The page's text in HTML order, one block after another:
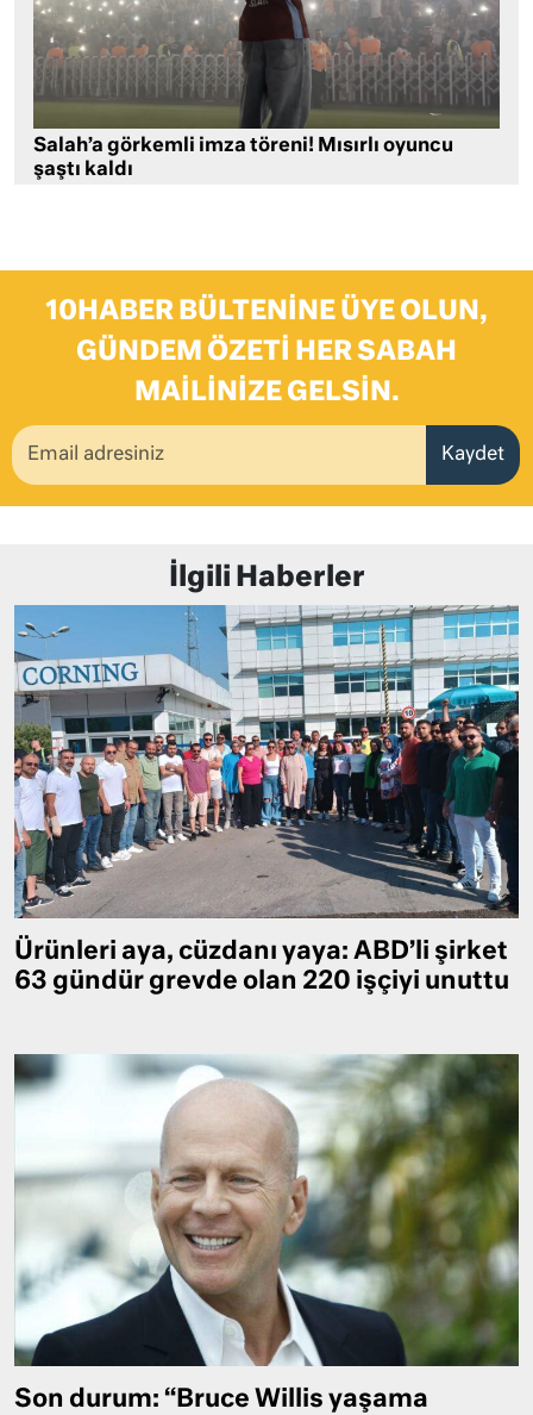
Salah’a görkemli imza töreni! Mısırlı oyuncu
şaştı kaldı
10HABER BÜLTENINE ÜYE OLUN,
GÜNDEM ÖZETI HER SABAH
MAILINIZE GELSIN.
Kaydet
İlgili Haberler
Ürünleri aya, cüzdanı yaya: ABD’li şirket
63 gündür grevde olan 220 işçiyi unuttu
Son durum: “Bruce Willis yaşama